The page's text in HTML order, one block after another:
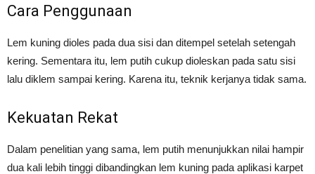
Cara Penggunaan
Lem kuning dioles pada dua sisi dan ditempel setelah setengah
kering. Sementara itu, lem putih cukup dioleskan pada satu sisi
lalu diklem sampai kering. Karena itu, teknik kerjanya tidak sama.
Kekuatan Rekat
Dalam penelitian yang sama, lem putih menunjukkan nilai hampir
dua kali lebih tinggi dibandingkan lem kuning pada aplikasi karpet